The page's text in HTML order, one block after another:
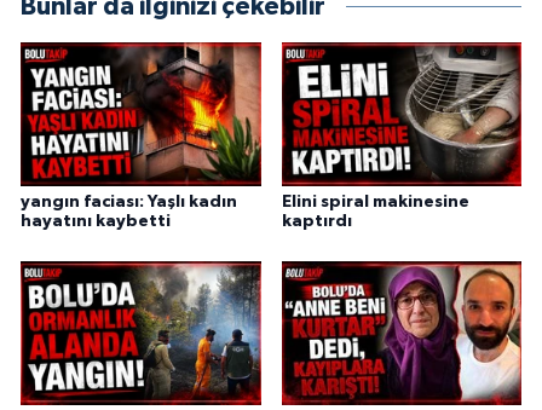
Bunlar da ilginizi çekebilir
yangın faciası: Yaşlı kadın
hayatını kaybetti
Elini spiral makinesine
kaptırdı